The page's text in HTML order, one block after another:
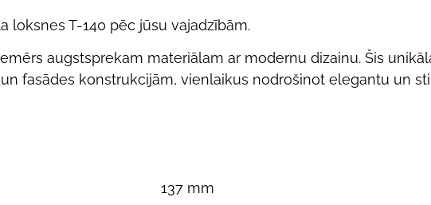
loksnes T-140 pēc jūsu vajadzībām.
augstsprekam materiālam ar modernu dizainu. Šis
fasādes konstrukcijām, vienlaikus nodrošinot elegantu un
137 mm